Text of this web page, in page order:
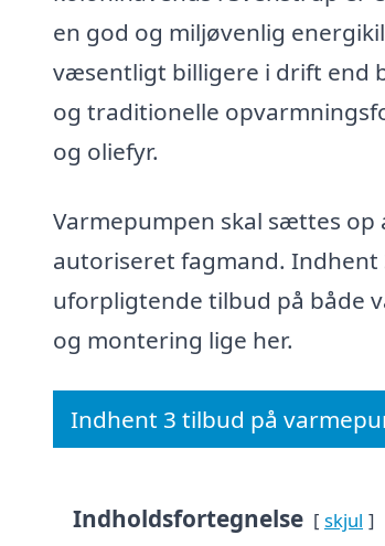
en god og miljøvenlig
væsentligt billigere i drift end
og traditionelle
og oliefyr.
Varmepumpen skal sættes op
autoriseret fagmand. Indhent
uforpligtende tilbud på både
og montering lige her.
Indhent 3 tilbud på
Indholdsfortegnelse skjul